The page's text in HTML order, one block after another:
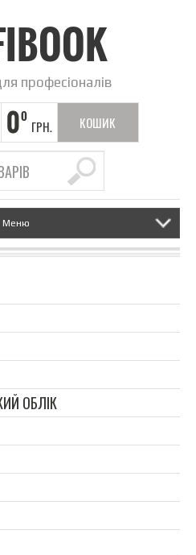
професіоналів
00
ГРН. КОШИК
ПОРОЖНІЙ
Меню
ОБЛІК